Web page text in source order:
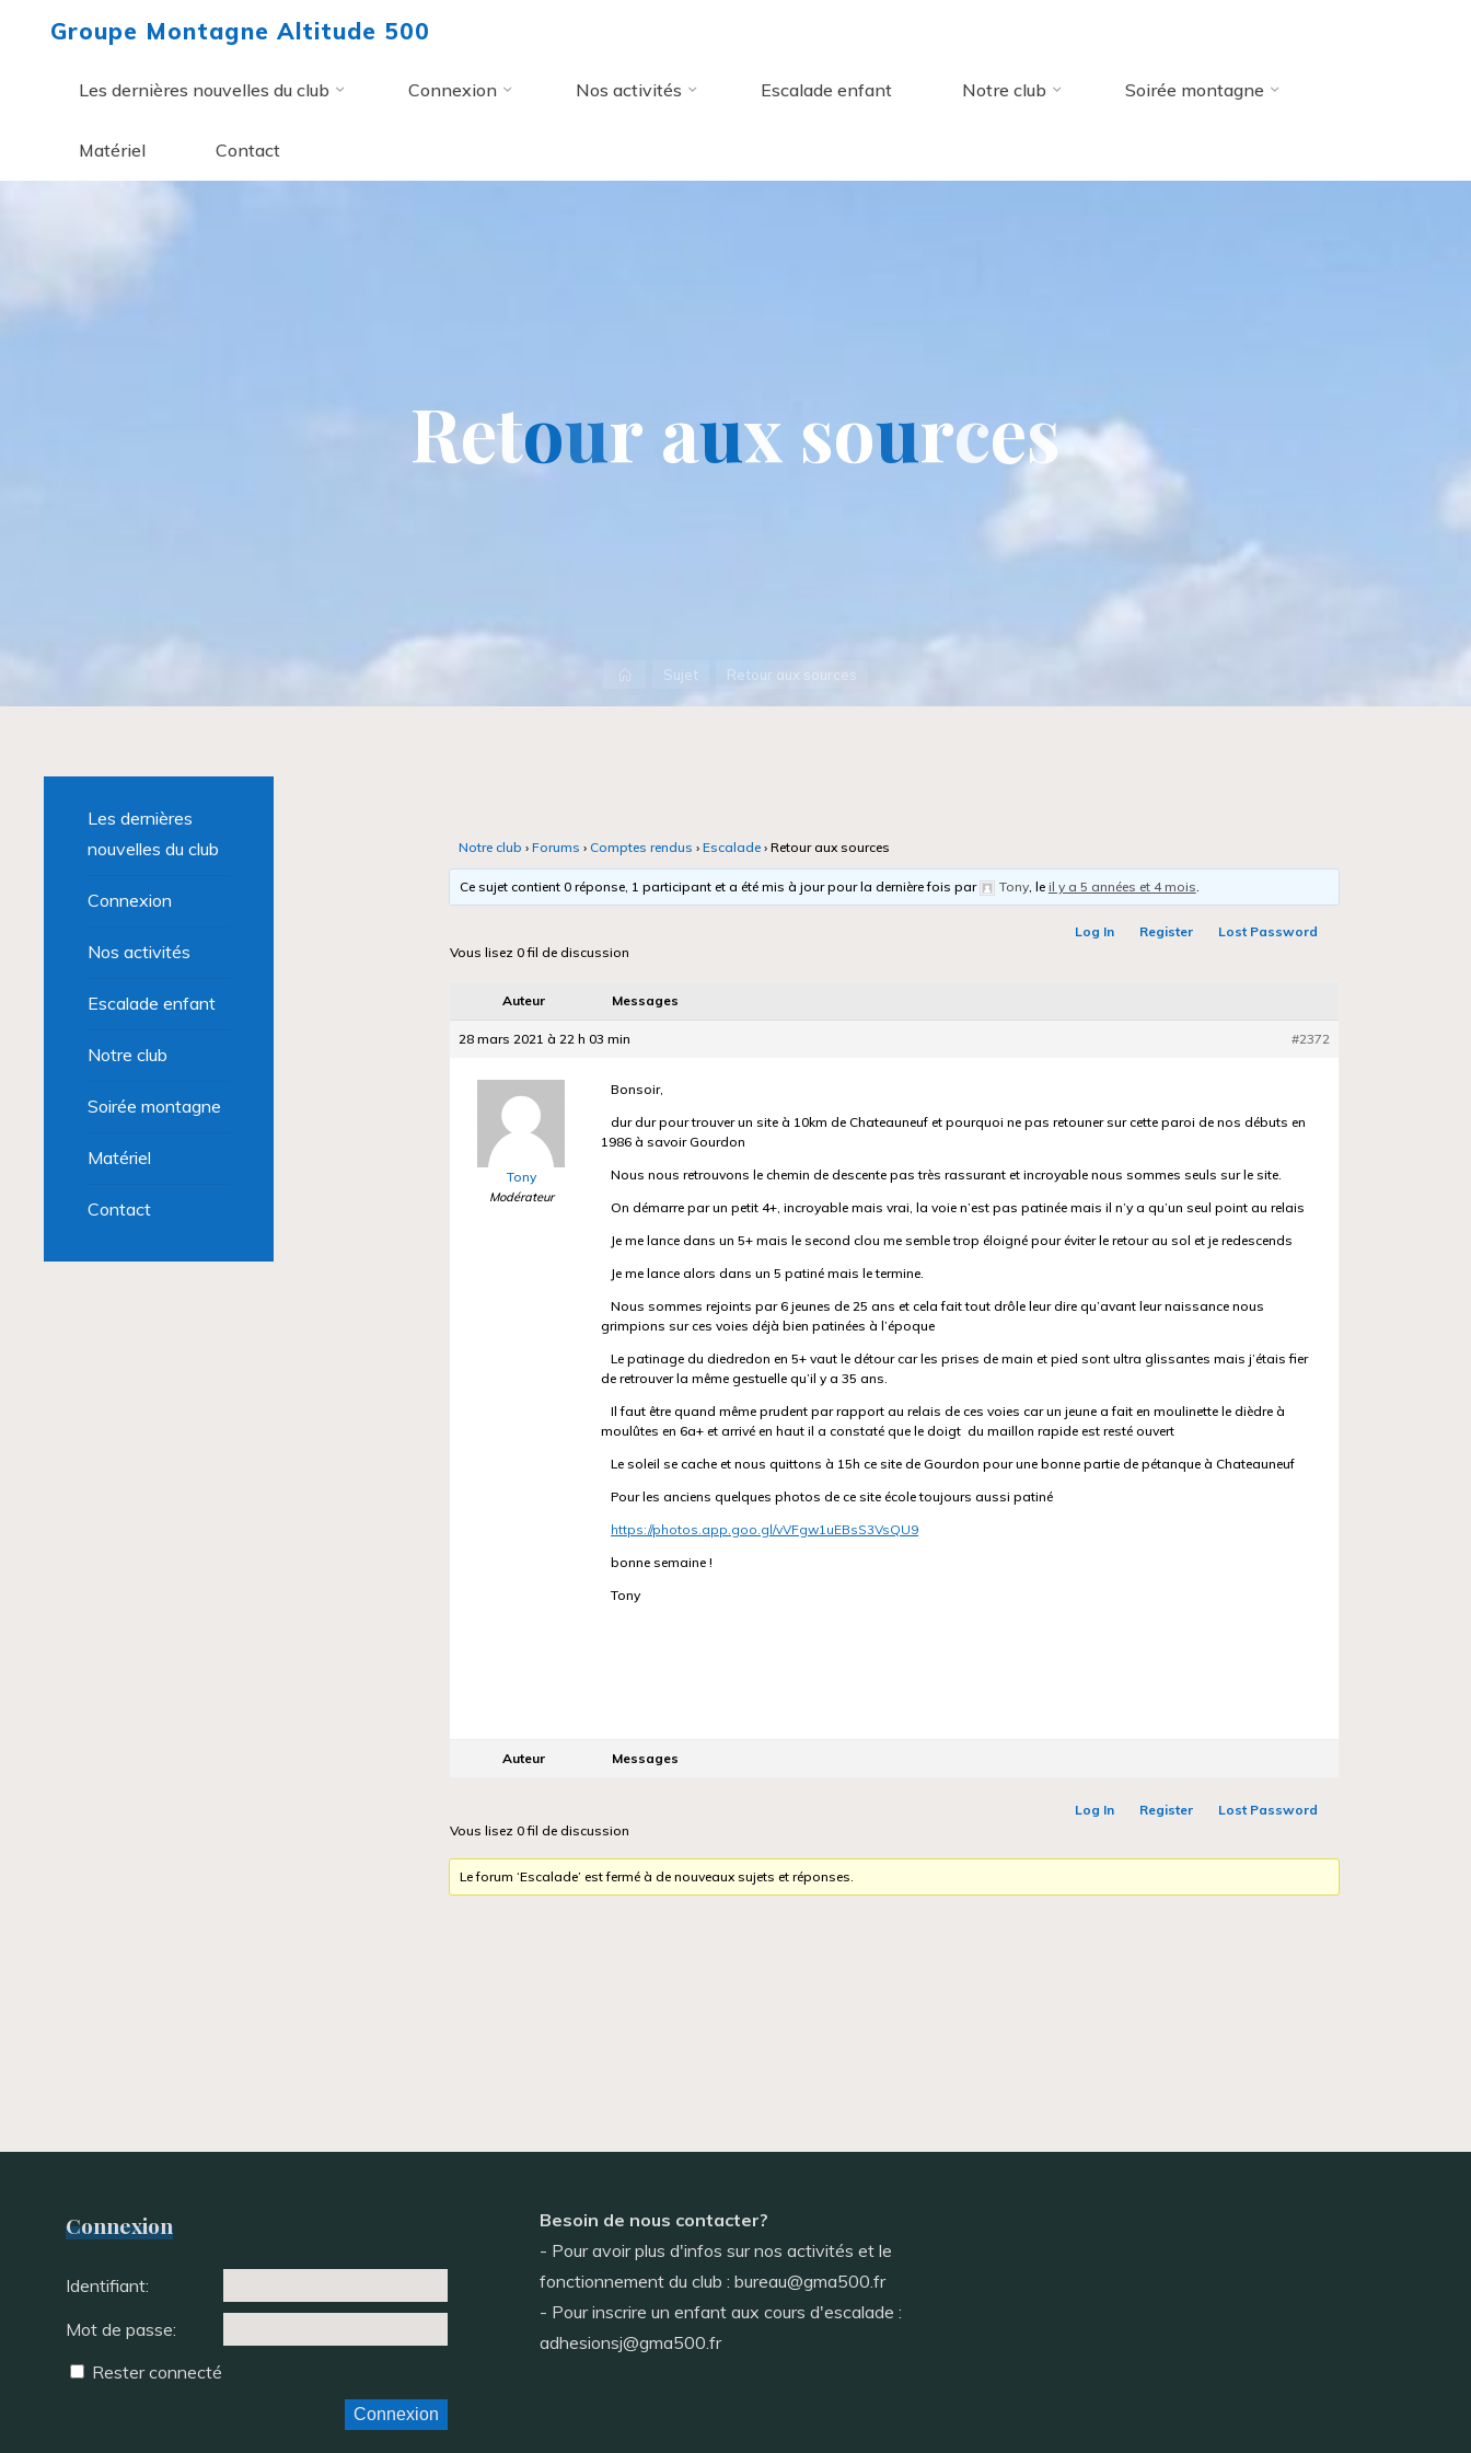
Groupe Montagne Altitude 500
Les dernières nouvelles du club Connexion Nos activités Escalade enfant Notre club Soirée montagne
Matériel Contact
Retour aux sources
AccueilSujet Retour aux sources
Notre club › Forums › Comptes rendus › Escalade › Retour aux sources
Ce sujet contient 0 réponse, 1 participant et a été mis à jour pour la dernière fois par Tony, le il y a 5 années et 4 mois
Log In Register
Lost Password
Vous lisez 0 fil de discussion
Auteur Messages
28 mars 2021 à 22 h 03 min #2372
Tony
Modérateur
Bonsoir,
dur dur pour trouver un site à 10km de Chateauneuf et pourquoi ne pas retouner sur cette paroi de nos débuts en
1986 à savoir Gourdon
Nous nous retrouvons le chemin de descente pas très rassurant et incroyable nous sommes seuls sur le site.
On démarre par un petit 4+, incroyable mais vrai, la voie n’est pas patinée mais il n’y a qu’un seul point au relais
Je me lance dans un 5+ mais le second clou me semble trop éloigné pour éviter le retour au sol et je redescends
Je me lance alors dans un 5 patiné mais le termine.
Nous sommes rejoints par 6 jeunes de 25 ans et cela fait tout drôle leur dire qu’avant leur naissance nous
grimpions sur ces voies déjà bien patinées à l’époque
Le patinage du diedredon en 5+ vaut le détour car les prises de main et pied sont ultra glissantes mais j’étais fier
de retrouver la même gestuelle qu’il y a 35 ans.
Il faut être quand même prudent par rapport au relais de ces voies car un jeune a fait en moulinette le dièdre à
moulûtes en 6a+ et arrivé en haut il a constaté que le doigt du maillon rapide est resté ouvert
Le soleil se cache et nous quittons à 15h ce site de Gourdon pour une bonne partie de pétanque à Chateauneuf
Pour les anciens quelques photos de ce site école toujours aussi patiné
https://photos.app.goo.gl/vVFgw1uEBsS3VsQU9
bonne semaine !
Tony
Auteur Messages
Log In Register
Lost Password
Vous lisez 0 fil de discussion
Le forum ‘Escalade’ est fermé à de nouveaux sujets et réponses.
Les dernières
nouvelles du club
Connexion
Nos activités
Escalade enfant
Notre club
Soirée montagne
Matériel
Contact
Connexion
Identifiant:
Mot de passe:
Rester connecté
Connexion
Besoin de nous contacter?
- Pour avoir plus d'infos sur nos activités et le
fonctionnement du club : bureau@gma500.fr
- Pour inscrire un enfant aux cours d'escalade :
adhesionsj@gma500.fr